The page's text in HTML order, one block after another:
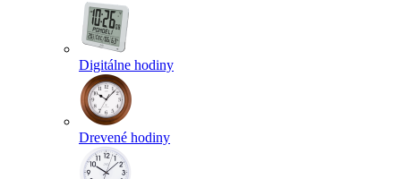
Digitálne hodiny
Drevené hodiny